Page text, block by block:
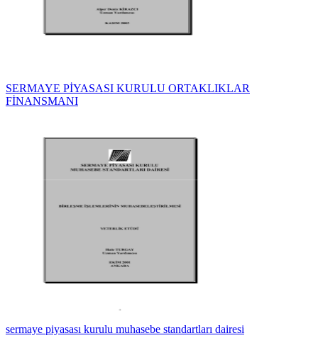
SERMAYE PİYASASI KURULU ORTAKLIKLAR
FİNANSMANI
sermaye piyasası kurulu muhasebe standartları dairesi